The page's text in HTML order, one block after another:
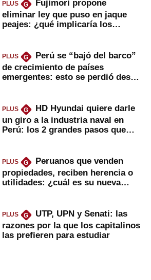
PLUS G
Fujimori propone
eliminar ley que puso en jaque
peajes: ¿qué implicaría los
PLUS G
Perú se “bajó del barco”
de crecimiento de países
emergentes: esto se perdió desde
PLUS G
HD Hyundai quiere darle
un giro a la industria naval en
Perú: los 2 grandes pasos que
PLUS G
Peruanos que venden
propiedades, reciben herencia o
utilidades: ¿cuál es su nueva
PLUS G
UTP, UPN y Senati: las
razones por la que los capitalinos
las prefieren para estudiar